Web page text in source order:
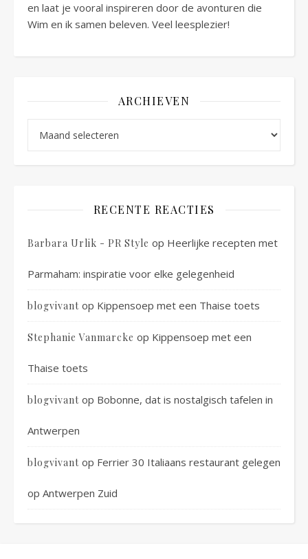
en laat je vooral inspireren door de avonturen die
Wim en ik samen beleven. Veel leesplezier!
ARCHIEVEN
RECENTE REACTIES
Barbara Urlik - PR Style op Heerlijke recepten met
Parmaham: inspiratie voor elke gelegenheid
blogvivant op Kippensoep met een Thaise toets
Stephanie Vanmarcke op Kippensoep met een
Thaise toets
blogvivant op Bobonne, dat is nostalgisch tafelen in
Antwerpen
blogvivant op Ferrier 30 Italiaans restaurant gelegen
op Antwerpen Zuid